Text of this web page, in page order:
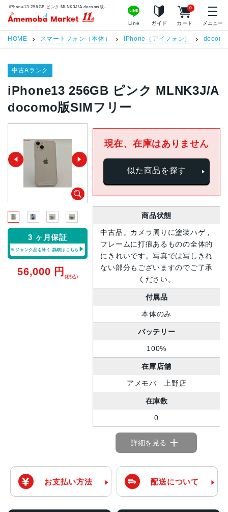
アメモバマーケット
Line ガイド カート
0
メニュー
HOME スマートフォン（本体） iPhone（アイフォン） docomo
中古Aランク
iPhone13 256GB ピンク MLNK3J/A
docomo版SIMフリー
3 ヶ月保証
※ジャンク品を除く 詳細はこちら
56,000 円 (税込)
現在、在庫はありません
似た商品を探す
商品状態
中古品。カメラ周りに塗装ハゲ，
フレームに打痕あるものの全体的
にきれいです。写真では写しきれ
ない部分もございますのでご了承
ください。
付属品
本体のみ
バッテリー
100%
在庫店舗
アメモバ 上野店
在庫数
0
詳細を見る
お支払い方法 配送について